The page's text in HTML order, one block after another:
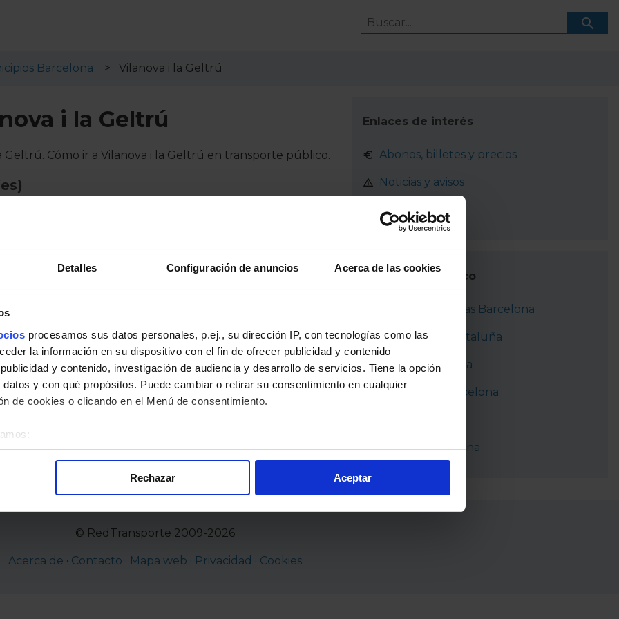
Detalles Configuración de anuncios Acerca de las cookies
procesamos sus datos personales, p.ej., su dirección IP, con tecnologías como las
la información en su dispositivo con el fin de ofrecer publicidad y contenido
y contenido, investigación de audiencia y desarrollo de servicios. Tiene la opción
y con qué propósitos. Puede cambiar o retirar su consentimiento en cualquier
de cookies o clicando en el Menú de consentimiento.
su ubicación geográfica que puede tener una precisión de varios metros
basada en la información recogida mediante cookies o tecnologías similares (como,
identificadores de cookies o páginas visitadas), nos permite financiar nuestra actividad
Rechazar Aceptar
Barcelona Vilanova i la Geltrú
i la Geltrú
Cómo ir a Vilanova i la Geltrú en transporte público.
i la Geltrú:
de França
Enlaces de interés
Abonos, billetes y precios
Noticias y avisos
¿Cómo ir?
Transporte público
RENFE Cercanías Barcelona
Ferrocarriles Cataluña
Metro Barcelona
Autobuses Barcelona
Tranvía Barcelona
© RedTransporte 2009-2026
Acerca de · Contacto · Mapa web · Privacidad · Cookies